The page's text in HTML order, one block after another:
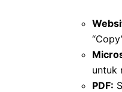
untuk
PDF: